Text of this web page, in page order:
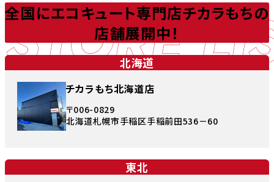
STORE
全国にエコキュート専門店チカラもちの
店舗展開中！
北海道
チカラもち北海道店
〒006-0829
北海道札幌市手稲区手稲前田536－60
東北